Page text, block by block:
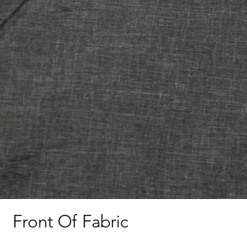
Front Of Fabric